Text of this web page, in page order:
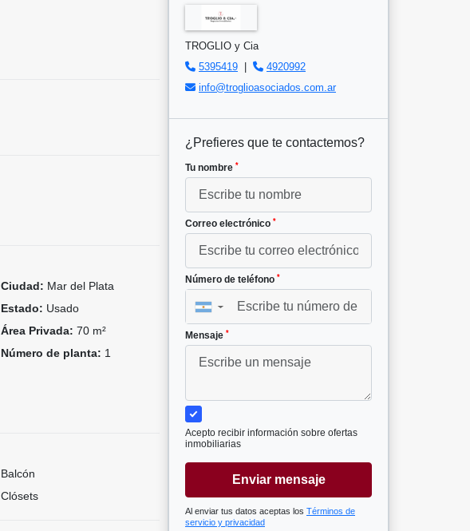
Ciudad: Mar del Plata
Estado: Usado
Área Privada: 70 m²
Número de planta: 1
Balcón
Clósets
TROGLIO y Cia
5395419
4920992
info@troglioasociados.com.ar
¿Prefieres que te contactemos?
Tu nombre *
Correo electrónico *
Número de teléfono *
▼
Mensaje *
Acepto recibir información sobre ofertas
inmobiliarias
Enviar mensaje
Al enviar tus datos aceptas los Términos de
servicio y privacidad